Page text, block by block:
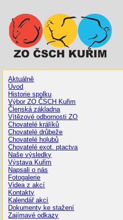
Aktuálně
Úvod
Historie spolku
Výbor ZO ČSCH Kuřim
Členská základna
Vítězové odbornosti ZO
Chovatelé králíků
Chovatelé drůbeže
Chovatelé holubů
Chovatelé exot. ptactva
Naše výsledky
Výstava Kuřim
Napsali o nás
Fotogalerie
Videa z akcí
Kontakty
Kalendář akcí
Dokumenty ke stažení
Zajímavé odkazy